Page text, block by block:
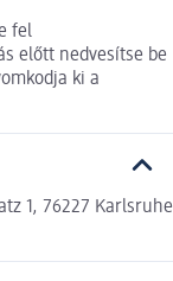
fel
előtt nedvesítse be
ki a
1, 76227 Karlsruhe